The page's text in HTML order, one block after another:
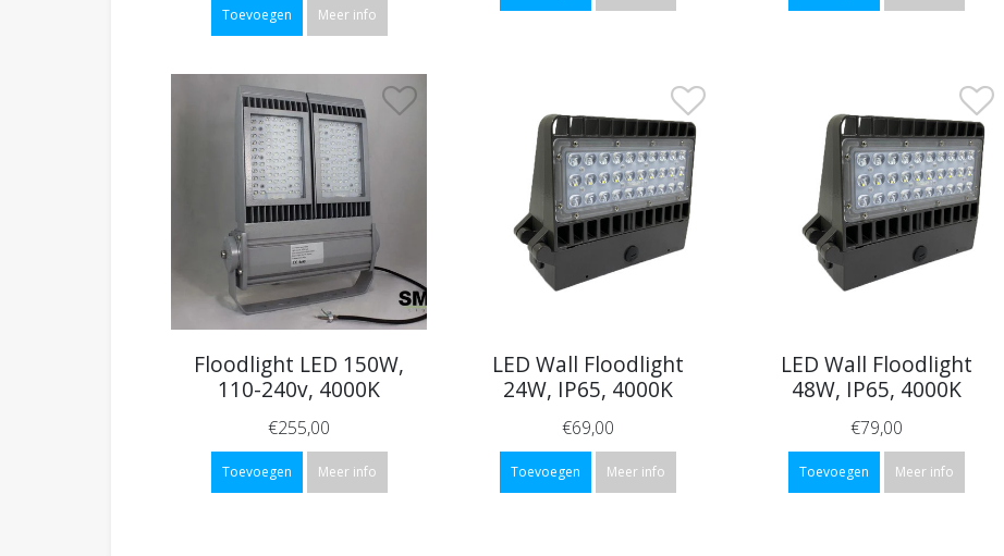
Toevoegen Meer info
Floodlight LED 150W,
110-240v, 4000K
€255,00
Toevoegen Meer info
LED Wall Floodlight
24W, IP65, 4000K
€69,00
Toevoegen Meer info
LED Wall Floodlight
48W, IP65, 4000K
€79,00
Toevoegen Meer info